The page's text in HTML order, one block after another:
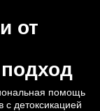
от
помощь
с детоксикацией